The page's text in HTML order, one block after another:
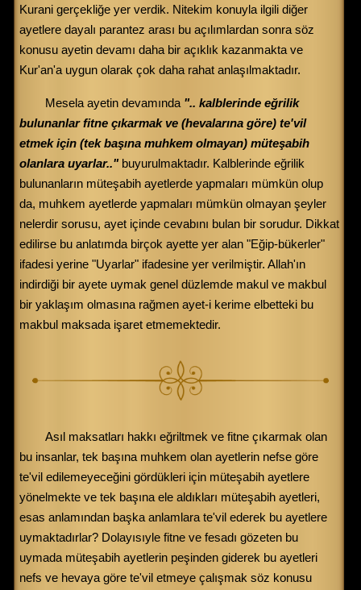
Kurani gerçekliğe yer verdik. Nitekim konuyla ilgili diğer
ayetlere dayalı parantez arası bu açılımlardan sonra söz
konusu ayetin devamı daha bir açıklık kazanmakta ve
Kur'an'a uygun olarak çok daha rahat anlaşılmaktadır.
Mesela ayetin devamında ".. kalblerinde eğrilik
bulunanlar fitne çıkarmak ve (hevalarına göre) te'vil
etmek için (tek başına muhkem olmayan) müteşabih
olanlara uyarlar.."buyurulmaktadır. Kalblerinde eğrilik
bulunanların müteşabih ayetlerde yapmaları mümkün olup
da, muhkem ayetlerde yapmaları mümkün olmayan şeyler
nelerdir sorusu, ayet içinde cevabını bulan bir sorudur. Dikkat
edilirse bu anlatımda birçok ayette yer alan "Eğip-bükerler"
ifadesi yerine "Uyarlar" ifadesine yer verilmiştir. Allah'ın
indirdiği bir ayete uymak genel düzlemde makul ve makbul
bir yaklaşım olmasına rağmen ayet-i kerime elbetteki bu
makbul maksada işaret etmemektedir.
Asıl maksatları hakkı eğriltmek ve fitne çıkarmak olan
bu insanlar, tek başına muhkem olan ayetlerin nefse göre
te'vil edilemeyeceğini gördükleri için müteşabih ayetlere
yönelmekte ve tek başına ele aldıkları müteşabih ayetleri,
esas anlamından başka anlamlara te'vil ederek bu ayetlere
uymaktadırlar? Dolayısıyle fitne ve fesadı gözeten bu
uymada müteşabih ayetlerin peşinden giderek bu ayetleri
nefs ve hevaya göre te'vil etmeye çalışmak söz konusu